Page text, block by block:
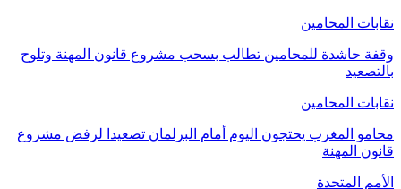
نقابات المحامين
وقفة حاشدة للمحامين تطالب بسحب مشروع قانون المهنة وتلوح
بالتصعيد
نقابات المحامين
محامو المغرب يحتجون اليوم أمام البرلمان تصعيدا لرفض مشروع
قانون المهنة
الأمم المتحدة